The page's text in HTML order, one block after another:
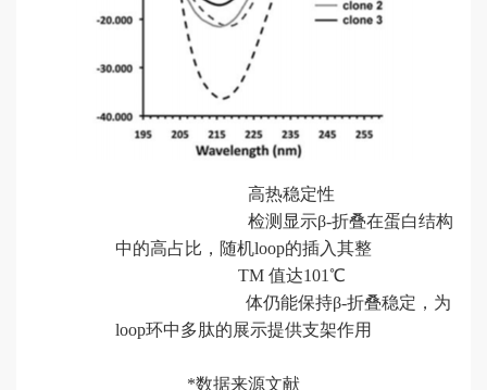
务
特
色
技
术
服
高热稳定性
检测显示β-折叠在蛋白结构
中的高占比，随机loop的插入其整
TM 值达101℃
体仍能保持β-折叠稳定，为
loop环中多肽的展示提供支架作用
*数据来源文献